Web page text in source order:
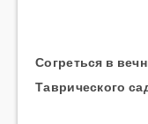
Согреться в
Таврического